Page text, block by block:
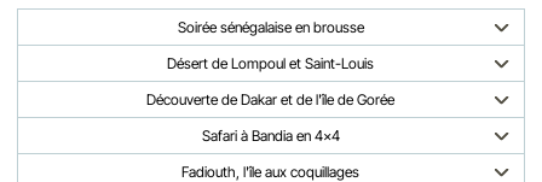
Soirée sénégalaise en brousse
Désert de Lompoul et Saint-Louis
Découverte de Dakar et de l'île de Gorée
Safari à Bandia en 4x4
Fadiouth, l'île aux coquillages